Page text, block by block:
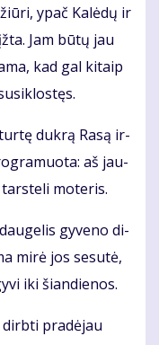
ypač Ka­lė­dų ir
Jam bū­tų jau
kad gal ki­taip
duk­rą Ra­są ir­
aš jau­
mo­te­ris.
gy­ve­no di­
mi­rė jos se­su­tė,
iki šian­die­nos.
dirb­ti pra­dė­jau